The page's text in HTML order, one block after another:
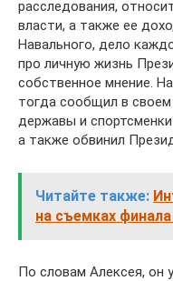
расследования,
власти, а также ее
Навального, дело
про личную жизнь
собственное мнение.
тогда сообщил в своем
державы и
а также обвинил
Читайте также:
на съемках
По словам Алексея, он